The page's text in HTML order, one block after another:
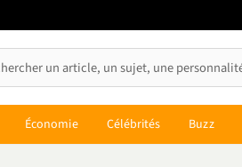
Économie Célébrités Buzz